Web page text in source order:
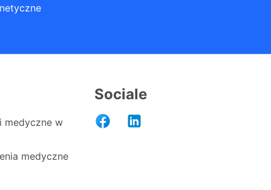
medyczne w
medyczne
Sociale